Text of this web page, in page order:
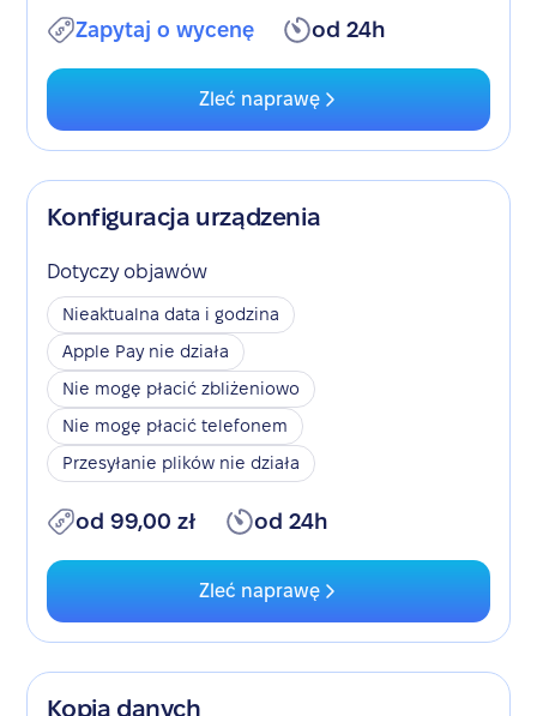
Zapytaj o wycenę od 24h
Zleć naprawę
Konfiguracja urządzenia
Dotyczy objawów
Nieaktualna data i godzina
Apple Pay nie działa
Nie mogę płacić zbliżeniowo
Nie mogę płacić telefonem
Przesyłanie plików nie działa
od 99,00 zł od 24h
Zleć naprawę
Kopia danych